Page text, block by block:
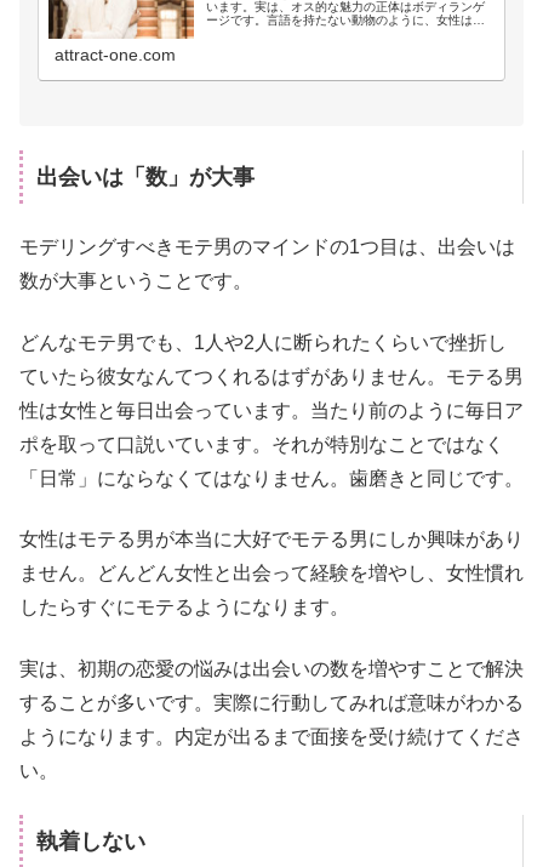
います。実は、オス的な魅力の正体はボディランゲ
ージです。言語を持たない動物のように、女性は男
attract-one.com
出会いは「数」が大事
モデリングすべきモテ男のマインドの1つ目は、出会いは
数が大事ということです。
どんなモテ男でも、1人や2人に断られたくらいで挫折し
ていたら彼女なんてつくれるはずがありません。モテる男
性は女性と毎日出会っています。当たり前のように毎日ア
ポを取って口説いています。それが特別なことではなく
「日常」にならなくてはなりません。歯磨きと同じです。
女性はモテる男が本当に大好でモテる男にしか興味があり
ません。どんどん女性と出会って経験を増やし、女性慣れ
したらすぐにモテるようになります。
実は、初期の恋愛の悩みは出会いの数を増やすことで解決
することが多いです。実際に行動してみれば意味がわかる
ようになります。内定が出るまで面接を受け続けてくださ
い。
執着しない